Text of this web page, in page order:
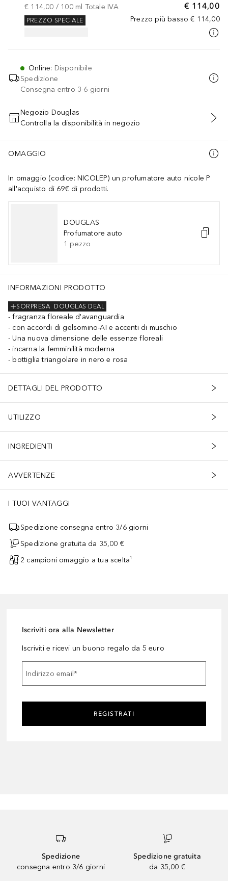
€ 114,00
Prezzo più basso € 114,00
€ 114,00 / 100 ml Totale IVA
PREZZO SPECIALE
Online: Disponibile
Spedizione
Consegna entro 3-6 giorni
AGGIUNGI AL CARRELLO
Negozio Douglas
Controlla la disponibilità in negozio
OMAGGIO
In omaggio (codice: NICOLEP) un profumatore auto nicole P
all'acquisto di 69€ di prodotti.
DOUGLAS
Profumatore auto
1 pezzo
INFORMAZIONI PRODOTTO
DOUGLAS DEAL
SORPRESA
fragranza floreale d'avanguardia
con accordi di gelsomino-AI e accenti di muschio
Una nuova dimensione delle essenze floreali
incarna la femminilità moderna
bottiglia triangolare in nero e rosa
DETTAGLI DEL PRODOTTO
UTILIZZO
INGREDIENTI
AVVERTENZE
I TUOI VANTAGGI
Spedizione consegna entro 3/6 giorni
Spedizione gratuita da 35,00 €
2 campioni omaggio a tua scelta¹
Iscriviti ora alla Newsletter
Iscriviti e ricevi un buono regalo da 5 euro
Indirizzo email *
REGISTRATI
Spedizione
consegna entro 3/6 giorni
Spedizione gratuita
da 35,00 €